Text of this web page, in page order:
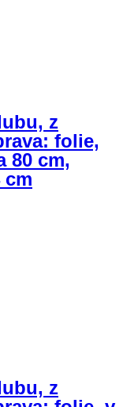
z
folie,
80 cm,
cm
z